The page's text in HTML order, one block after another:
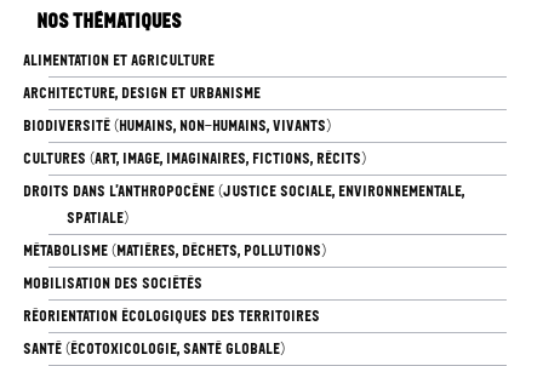
Nos thématiques
ALIMENTATION ET AGRICULTURE
ARCHITECTURE, DESIGN ET URBANISME
BIODIVERSITÉ (HUMAINS, NON-HUMAINS, VIVANTS)
CULTURES (ART, IMAGE, IMAGINAIRES, FICTIONS, RÉCITS)
DROITS DANS L’ANTHROPOCÈNE (JUSTICE SOCIALE, ENVIRONNEMENTALE,
SPATIALE)
MÉTABOLISME (MATIÈRES, DÉCHETS, POLLUTIONS)
MOBILISATION DES SOCIÉTÉS
RÉORIENTATION ÉCOLOGIQUES DES TERRITOIRES
SANTÉ (ÉCOTOXICOLOGIE, SANTÉ GLOBALE)